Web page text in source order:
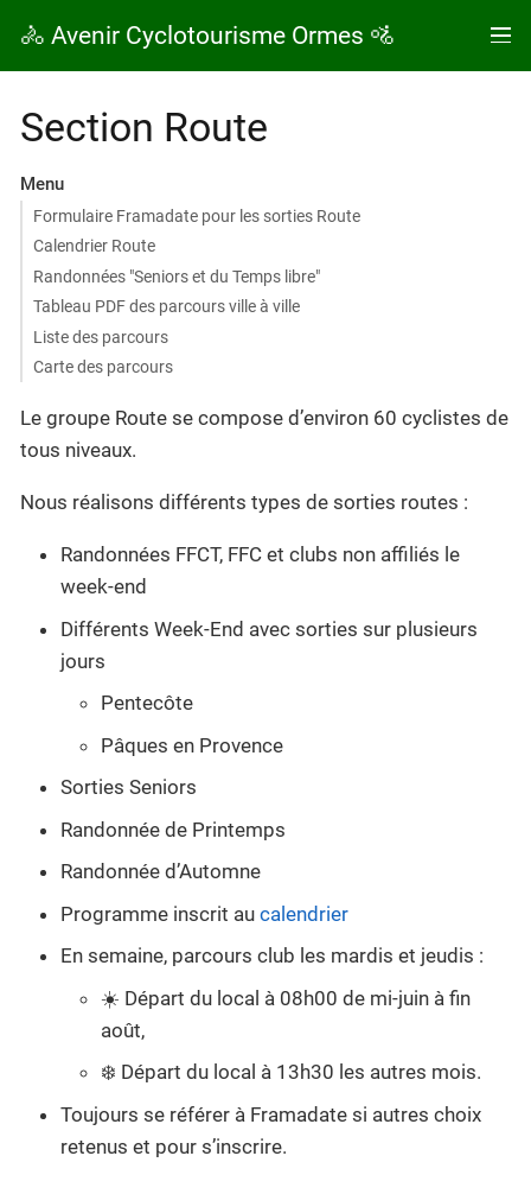
🚴 Avenir Cyclotourisme Ormes 🚵
Section Route
Menu
Formulaire Framadate pour les sorties Route
Calendrier Route
Randonnées "Seniors et du Temps libre"
Tableau PDF des parcours ville à ville
Liste des parcours
Carte des parcours
Le groupe Route se compose d’environ 60 cyclistes de
tous niveaux.
Nous réalisons différents types de sorties routes :
Randonnées FFCT, FFC et clubs non affiliés le
week-end
Différents Week-End avec sorties sur plusieurs
jours
Pentecôte
Pâques en Provence
Sorties Seniors
Randonnée de Printemps
Randonnée d’Automne
Programme inscrit au calendrier
En semaine, parcours club les mardis et jeudis :
☀️ Départ du local à 08h00 de mi-juin à fin
août,
❄️ Départ du local à 13h30 les autres mois.
Toujours se référer à Framadate si autres choix
retenus et pour s’inscrire.